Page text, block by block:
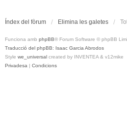
Índex del fòrum Elimina les galetes
Funciona amb phpBB® Forum Software © phpBB
Traducció del phpBB: Isaac Garcia Abrodos
Style we_universal created by INVENTEA & v12mike
Privadesa | Condicions